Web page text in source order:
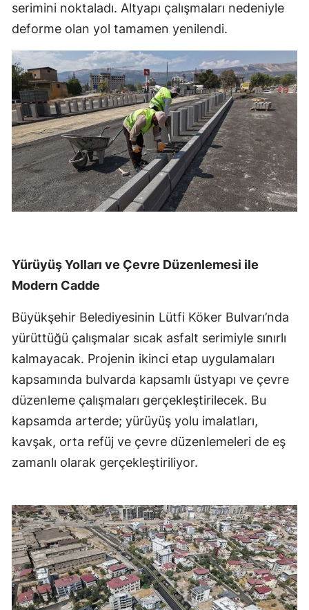
serimini noktaladı. Altyapı çalışmaları nedeniyle
deforme olan yol tamamen yenilendi.
Yürüyüş Yolları ve Çevre Düzenlemesi ile
Modern Cadde
Büyükşehir Belediyesinin Lütfi Köker Bulvarı’nda
yürüttüğü çalışmalar sıcak asfalt serimiyle sınırlı
kalmayacak. Projenin ikinci etap uygulamaları
kapsamında bulvarda kapsamlı üstyapı ve çevre
düzenleme çalışmaları gerçekleştirilecek. Bu
kapsamda arterde; yürüyüş yolu imalatları,
kavşak, orta refüj ve çevre düzenlemeleri de eş
zamanlı olarak gerçekleştiriliyor.